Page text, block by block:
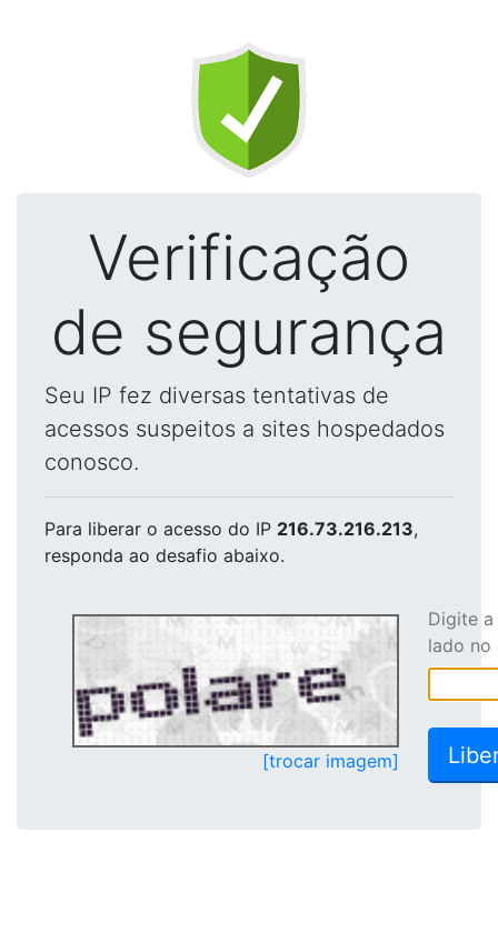
Verificação
de segurança
Seu IP fez diversas tentativas de
acessos suspeitos a sites hospedados
conosco.
Para liberar o acesso do IP 216.73.216.213,
responda ao desafio abaixo.
[trocar imagem]
Digite
lado no